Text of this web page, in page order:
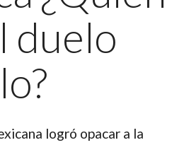
duelo
logró opacar a la